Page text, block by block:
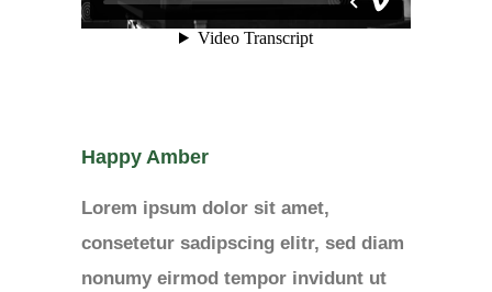
Happy Amber
Lorem ipsum dolor sit amet,
consetetur sadipscing elitr, sed diam
nonumy eirmod tempor invidunt ut